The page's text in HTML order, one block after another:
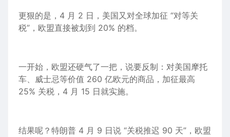
更狠的是 ，4 月 2 日，美国又对全球加征 “对等关
税”，欧盟直接被划到 20% 的档。
一开始，欧盟还硬气了一把，说要反制：对美国摩托
车、威士忌等价值 260 亿欧元的商品，加征最高
25% 关税，4 月 15 日就实施。
结果呢？特朗普 4 月 9 日说 “关税推迟 90 天”，欧盟